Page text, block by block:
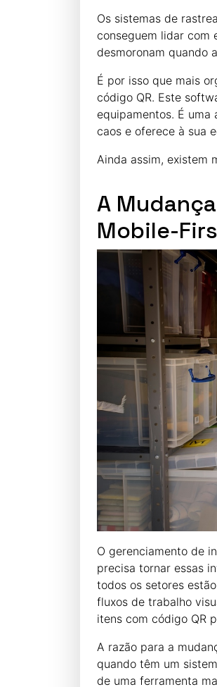
Os sistemas de
conseguem lidar com
desmoronam quando
É por isso que mais
código QR. Este
equipamentos. É
caos e oferece à sua
Ainda assim, existem
A
Mobile-
O gerenciamento de
precisa tornar essas
todos os setores
fluxos de trabalho
itens com código QR
A razão para a
quando têm um
de uma ferramenta